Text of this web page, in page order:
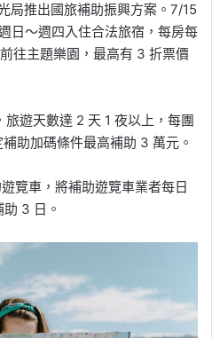
局推出國旅補助振興方案。7/15
日～週四入住合法旅宿，每房每
往主題樂園，最高有 3 折票價
遊天數達 2 天 1 夜以上，每團
助加碼條件最高補助 3 萬元。
覽車，將補助遊覽車業者每日
3 日。